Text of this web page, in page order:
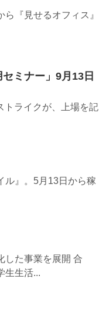
『見せるオフィス』
ミナー」9月13日
トライクが、上場を記
ル』。5月13日から稼
した事業を展開 合
生生活...